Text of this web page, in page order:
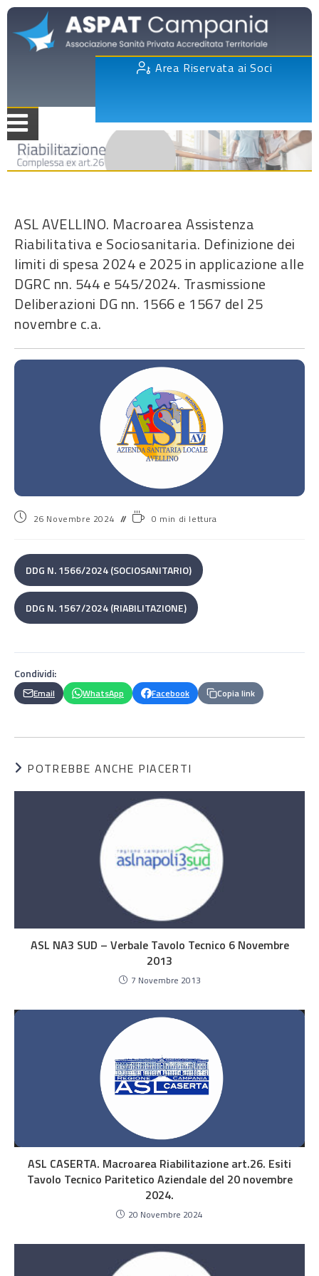
Area Riservata ai Soci
ASL AVELLINO. Macroarea Assistenza
Riabilitativa e Sociosanitaria. Definizione dei
limiti di spesa 2024 e 2025 in applicazione alle
DGRC nn. 544 e 545/2024. Trasmissione
Deliberazioni DG nn. 1566 e 1567 del 25
novembre c.a.
26 Novembre 2024 0 min di lettura
DDG N. 1566/2024 (SOCIOSANITARIO)
DDG N. 1567/2024 (RIABILITAZIONE)
Condividi:
Email WhatsApp Facebook Copia link
POTREBBE ANCHE PIACERTI
ASL NA3 SUD – Verbale Tavolo Tecnico 6 Novembre
2013
7 Novembre 2013
ASL CASERTA. Macroarea Riabilitazione art.26. Esiti
Tavolo Tecnico Paritetico Aziendale del 20 novembre
2024.
20 Novembre 2024